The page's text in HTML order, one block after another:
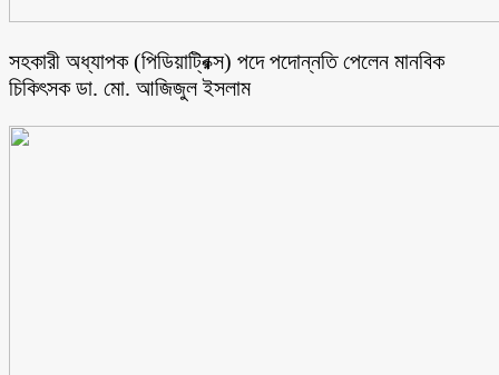
সহকারী অধ্যাপক (পিডিয়াট্রিক্স) পদে পদোন্নতি পেলেন মানবিক
চিকিৎসক ডা. মো. আজিজুল ইসলাম